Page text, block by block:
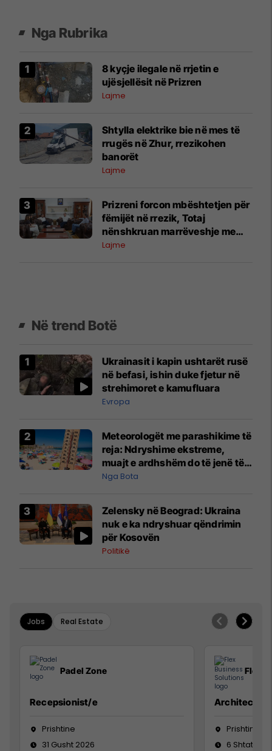
Nga Rubrika
8 kyçje ilegale në rrjetin e
ujësjellësit në Prizren
Lajme
Shtylla elektrike bie në mes të
rrugës në Zhur, rrezikohen
banorët
Lajme
Prizreni forcon mbështetjen për
fëmijët në rrezik, Totaj
nënshkruan marrëveshje me
“Terre des hommes”
Lajme
Në trend Botë
Ukrainasit i kapin ushtarët rusë
në befasi, ishin duke fjetur në
strehimoret e kamufluara
Evropa
Meteorologët me parashikime të
reja: Ndryshime ekstreme,
muajt e ardhshëm do të jenë të
pazakontë
Nga Bota
Zelensky në Beograd: Ukraina
nuk e ka ndryshuar qëndrimin
për Kosovën
Politikë
Jobs Real Estate
Padel Zone
Recepsionist/e
Prishtine
31 Gusht 2026
Flex
Architect
Prishtinë
6 Shtator